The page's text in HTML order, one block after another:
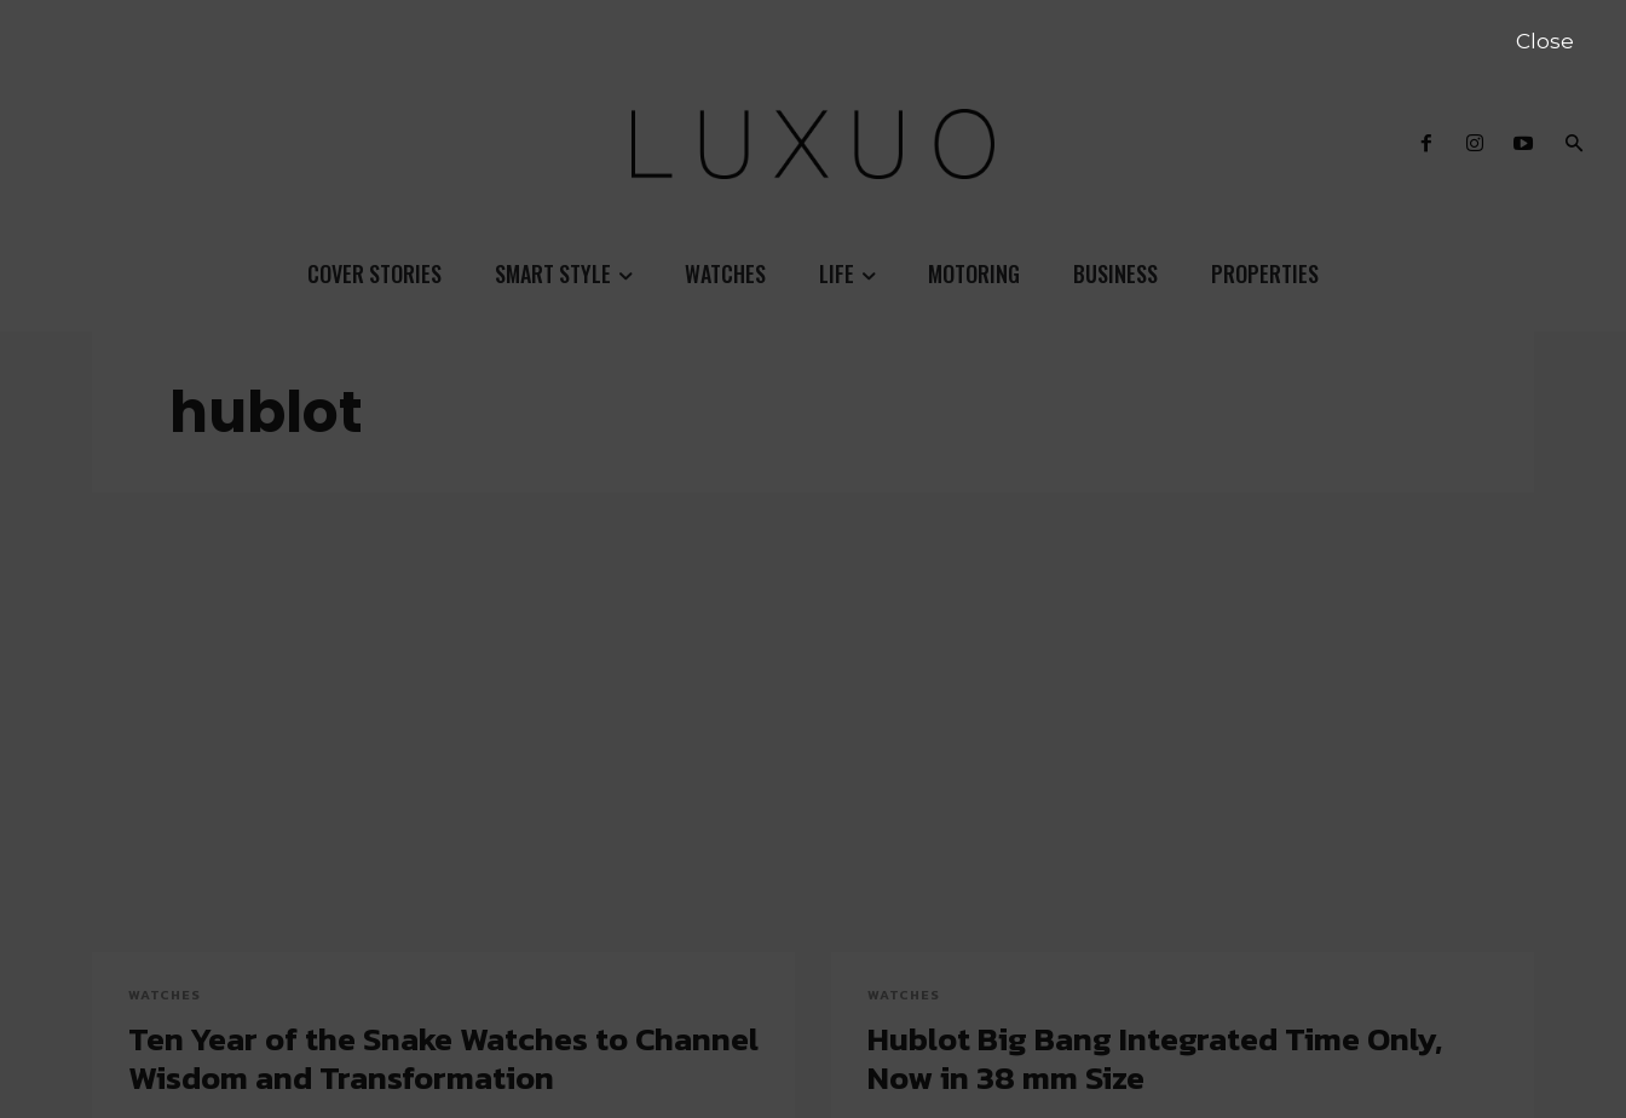
COVER STORIES SMART STYLE WATCHES LIFE MOTORING BUSINESS PROPERTIES
hublot
WATCHES
Ten Year of the Snake Watches to Channel
Wisdom and Transformation
WATCHES
Hublot Big Bang Integrated Time Only,
Now in 38 mm Size
Close